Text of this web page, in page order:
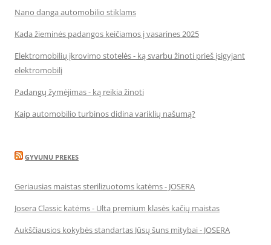
Nano danga automobilio stiklams
Kada žieminės padangos keičiamos į vasarines 2025
Elektromobilių įkrovimo stotelės - ką svarbu žinoti prieš įsigyjant
elektromobilį
Padangų žymėjimas - ką reikia žinoti
Kaip automobilio turbinos didina variklių našumą?
GYVUNU PREKES
Geriausias maistas sterilizuotoms katėms - JOSERA
Josera Classic katėms - Ulta premium klasės kačių maistas
Aukščiausios kokybės standartas Jūsų šuns mitybai - JOSERA